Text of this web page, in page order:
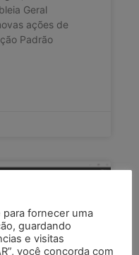
Geral
ações de
Padrão
fornecer uma
guardando
e visitas
você concorda com